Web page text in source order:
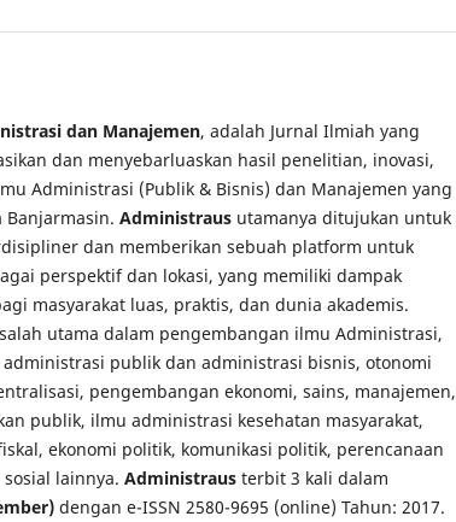
dan Manajemen, adalah Jurnal Ilmiah yang
dan menyebarluaskan hasil penelitian, inovasi,
Administrasi (Publik & Bisnis) dan Manajemen yang
Banjarmasin. Administraus utamanya ditujukan untuk
dan memberikan sebuah platform untuk
perspektif dan lokasi, yang memiliki dampak
masyarakat luas, praktis, dan dunia akademis.
utama dalam pengembangan ilmu Administrasi,
publik dan administrasi bisnis, otonomi
pengembangan ekonomi, sains, manajemen,
publik, ilmu administrasi kesehatan masyarakat,
ekonomi politik, komunikasi politik, perencanaan
lainnya. Administraus terbit 3 kali dalam
dengan e-ISSN 2580-9695 (online) Tahun: 2017.